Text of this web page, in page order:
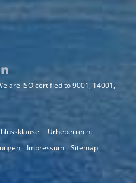
are ISO certified to 9001, 14001,
Urheberrecht
Impressum Sitemap